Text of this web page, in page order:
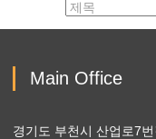
Main Office
경기도 부천시 산업로7